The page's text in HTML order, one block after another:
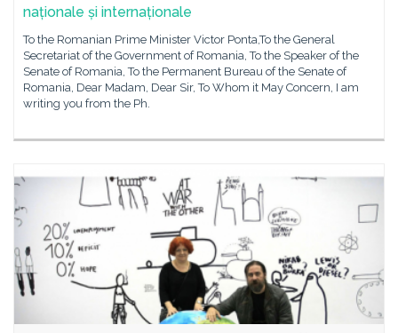
naționale și internaționale
To the Romanian Prime Minister Victor Ponta,To the General
Secretariat of the Government of Romania, To the Speaker of the
Senate of Romania, To the Permanent Bureau of the Senate of
Romania, Dear Madam, Dear Sir, To Whom it May Concern, I am
writing you from the Ph.